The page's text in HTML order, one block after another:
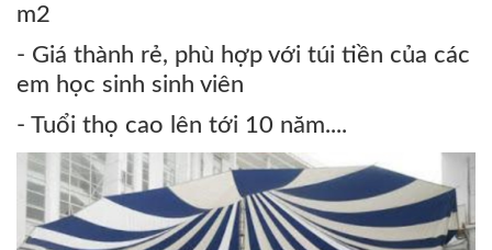
m2
- Giá thành rẻ, phù hợp với túi tiền của các
em học sinh sinh viên
- Tuổi thọ cao lên tới 10 năm....